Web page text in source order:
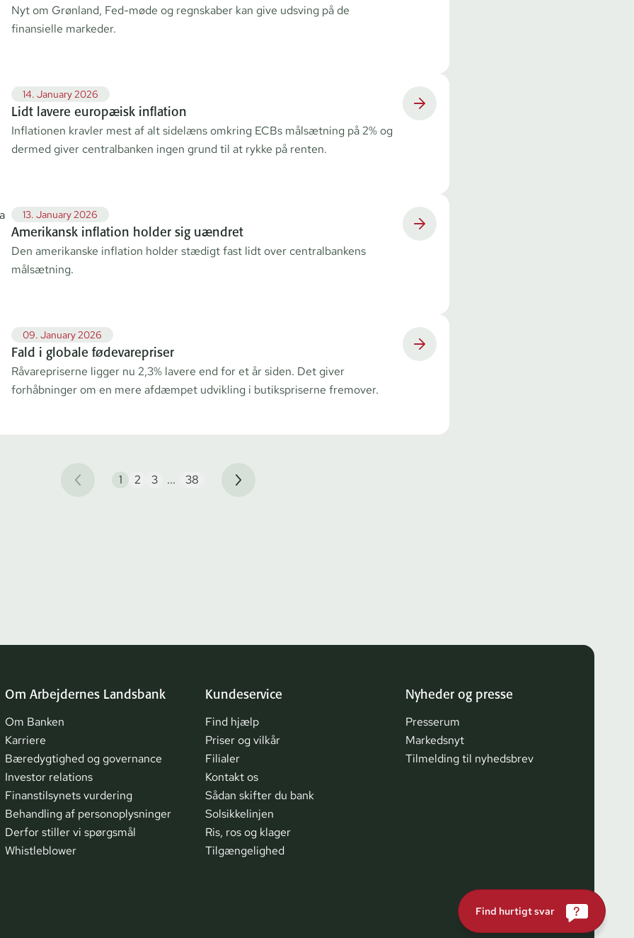
Nyt om Grønland, Fed-møde og regnskaber kan give udsving på de
finansielle markeder.
14. January 2026
Lidt lavere europæisk inflation
Inflationen kravler mest af alt sidelæns omkring ECBs målsætning på 2% og
dermed giver centralbanken ingen grund til at rykke på renten.
13. January 2026
Amerikansk inflation holder sig uændret
Den amerikanske inflation holder stædigt fast lidt over centralbankens
målsætning.
09. January 2026
Fald i globale fødevarepriser
Råvarepriserne ligger nu 2,3% lavere end for et år siden. Det giver
forhåbninger om en mere afdæmpet udvikling i butikspriserne fremover.
1 2 3 ... 38
Om Arbejdernes Landsbank
Om Banken
Karriere
Bæredygtighed og governance
Investor relations
Finanstilsynets vurdering
Behandling af personoplysninger
Derfor stiller vi spørgsmål
Whistleblower
Kundeservice
Find hjælp
Priser og vilkår
Filialer
Kontakt os
Sådan skifter du bank
Solsikkelinjen
Ris, ros og klager
Tilgængelighed
Nyheder og presse
Presserum
Markedsnyt
Tilmelding til nyhedsbrev
Find hurtigt svar